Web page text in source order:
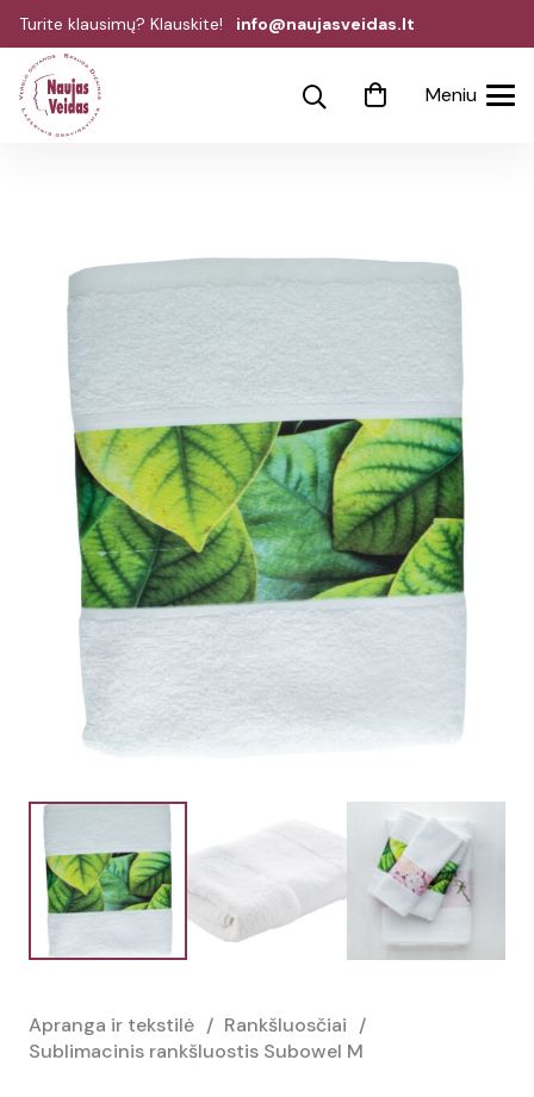
Turite klausimų? Klauskite! info@naujasveidas.lt
Meniu
Apranga ir tekstilė / Rankšluosčiai /
Sublimacinis rankšluostis Subowel M